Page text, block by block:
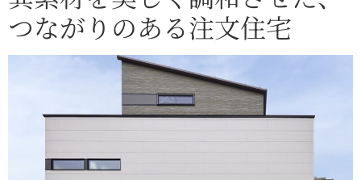
つながりのある注文住宅